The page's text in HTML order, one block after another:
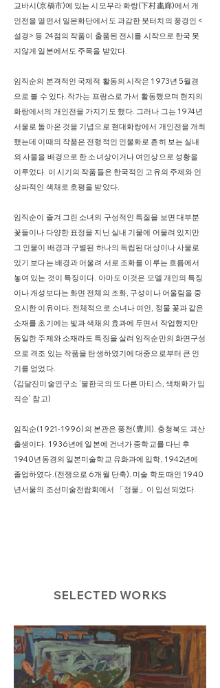
교바시(京橋市)에 있는 시모무라 화랑(下村畵廊)에서 개
인전을 열면서 일본화단에서도 과감한 붓터치의 풍경인 <
설경> 등 24점의 작품이 출품된 전시를 시작으로 한국 못
지않게 일본에서도 주목을 받았다.
임직순의 본격적인 국제적 활동의 시작은 1973년 5월경
으로 볼 수 있다. 작가는 프랑스로 가서 활동했으며 현지의
화랑에서의 개인전을 가지기도 했다. 그러나 그는 1974년
서울로 돌아온 것을 기념으로 현대화랑에서 개인전을 개최
했는데 이때의 작품은 전형적인 인물화로 흔히 보는 실내
외 사물을 배경으로 한 소녀상이거나 여인상으로 성황을
이루었다. 이 시기의 작품들은 한국적인 고유의 주제와 인
상파적인 색채로 호평을 받았다.
임직순이 즐겨 그린 소녀의 구성적인 특질을 보면 대부분
꽃들이나 다양한 표정을 지닌 실내 기물에 어울려 있지만
그 인물이 배경과 구별된 하나의 독립된 대상이나 사물로
있기 보다는 배경과 어울려 서로 조화를 이루는 흐름에서
놓여 있는 것이 특징이다. 아마도 이것은 모델 개인의 특징
이나 개성보다는 화면 전체의 조화, 구성이나 어울림을 중
요시한 이유이다. 전체적으로 소녀나 여인, 정물 꽃과 같은
소재를 초기에는 빛과 색채의 효과에 두면서 작업했지만
동일한 주제와 소재라도 특징을 살려 임직순만의 화면구성
으로 격조 있는 작품을 탄생하였기에 대중으로부터 큰 인
기를 얻었다.
(김달진미술연구소 ‘불한국의 또 다른 마티스, 색채화가 임
직순’ 참고)
임직순(1921-1996)의 본관은 풍천(豊川). 충청북도 괴산
출생이다. 1936년에 일본에 건너가 중학교를 다닌 후
1940년동경의 일본미술학교 유화과에 입학, 1942년에
졸업하였다.(전쟁으로 6개월 단축). 미술 학도 때인 1940
년서울의 조선미술전람회에서 「정물」이 입선되었다.
SELECTED WORKS